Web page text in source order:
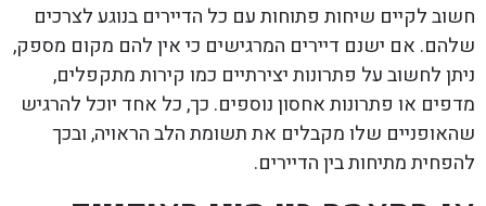
חשוב לקיים שיחות פתוחות עם כל הדיירים בנוגע לצרכים
שלהם. אם ישנם דיירים המרגישים כי אין להם מקום מספק,
ניתן לחשוב על פתרונות יצירתיים כמו קירות מתקפלים,
מדפים או פתרונות אחסון נוספים. כך, כל אחד יוכל להרגיש
שהאופניים שלו מקבלים את תשומת הלב הראויה, ובכך
להפחית מתיחות בין הדיירים.